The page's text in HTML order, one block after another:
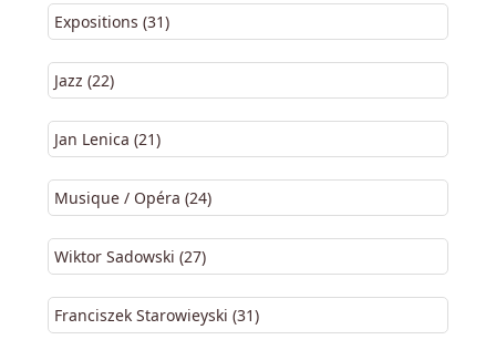
Expositions (31)
Jazz (22)
Jan Lenica (21)
Musique / Opéra (24)
Wiktor Sadowski (27)
Franciszek Starowieyski (31)